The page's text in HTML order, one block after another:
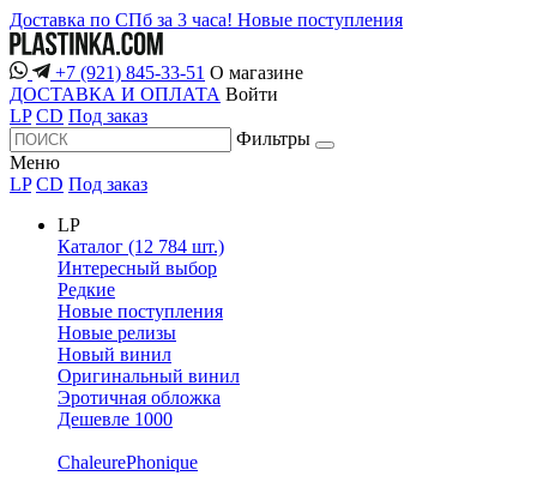
Доставка по СПб за 3 часа! Новые поступления
+7 (921) 845-33-51 О магазине
ДОСТАВКА И ОПЛАТА Войти
LP CD Под заказ
Фильтры
Меню
LP CD Под заказ
LP
Каталог (12 784 шт.)
Интересный выбор
Редкие
Новые поступления
Новые релизы
Новый винил
Оригинальный винил
Эротичная обложка
Дешевле 1000
ChaleurePhonique